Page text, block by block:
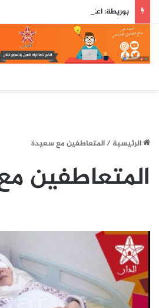
الرئيسية/المتعاطفين مع سعيدة
المتعاطفين